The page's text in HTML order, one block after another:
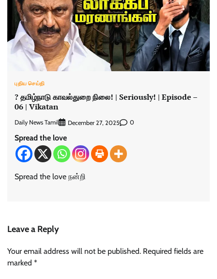
புதிய செய்தி
? தமிழ்நாடு காவல்துறை நிலை! | Seriously! | Episode –
06 | Vikatan
Daily News Tamil December 27, 2025 0
Spread the love
Spread the love நன்றி
Leave a Reply
Your email address will not be published. Required fields are
marked *